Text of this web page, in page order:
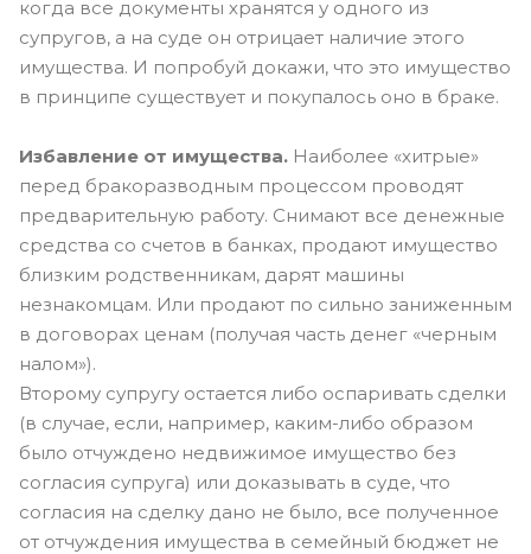
когда все документы хранятся у одного из
супругов, а на суде он отрицает наличие этого
имущества. И попробуй докажи, что это имущество
в принципе существует и покупалось оно в браке.
Избавление от имущества. Наиболее «хитрые»
перед бракоразводным процессом проводят
предварительную работу. Снимают все денежные
средства со счетов в банках, продают имущество
близким родственникам, дарят машины
незнакомцам. Или продают по сильно заниженным
в договорах ценам (получая часть денег «черным
налом»).
Второму супругу остается либо оспаривать сделки
(в случае, если, например, каким-либо образом
было отчуждено недвижимое имущество без
согласия супруга) или доказывать в суде, что
согласия на сделку дано не было, все полученное
от отчуждения имущества в семейный бюджет не